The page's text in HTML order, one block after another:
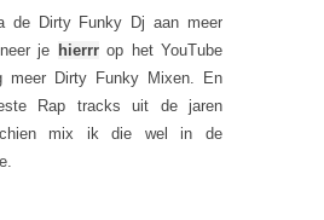
de Dirty Funky Dj aan meer
je hierrrop het YouTube
meer Dirty Funky Mixen. En
Rap tracks uit de jaren
mix ik die wel in de